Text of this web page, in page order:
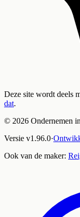
Deze site wordt deels
dat.
© 2026 Ondernemen
Versie v1.96.0·
Ook van de maker: